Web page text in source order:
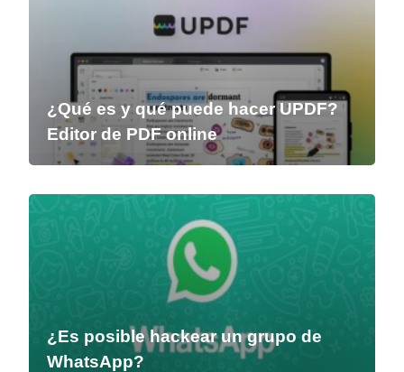
¿Qué es y qué puede hacer UPDF?
Editor de PDF online
¿Es posible hackear un grupo de
WhatsApp?